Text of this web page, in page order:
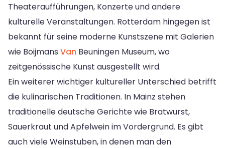
Theateraufführungen, Konzerte und andere
kulturelle Veranstaltungen. Rotterdam hingegen ist
bekannt für seine moderne Kunstszene mit Galerien
wie Boijmans Van Beuningen Museum, wo
zeitgenössische Kunst ausgestellt wird.
Ein weiterer wichtiger kultureller Unterschied betrifft
die kulinarischen Traditionen. In Mainz stehen
traditionelle deutsche Gerichte wie Bratwurst,
Sauerkraut und Apfelwein im Vordergrund. Es gibt
auch viele Weinstuben, in denen man den